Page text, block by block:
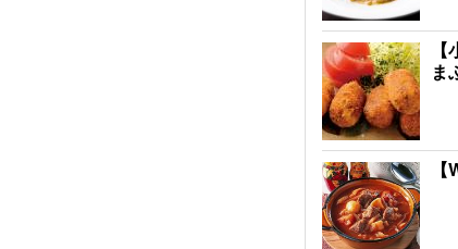
ま